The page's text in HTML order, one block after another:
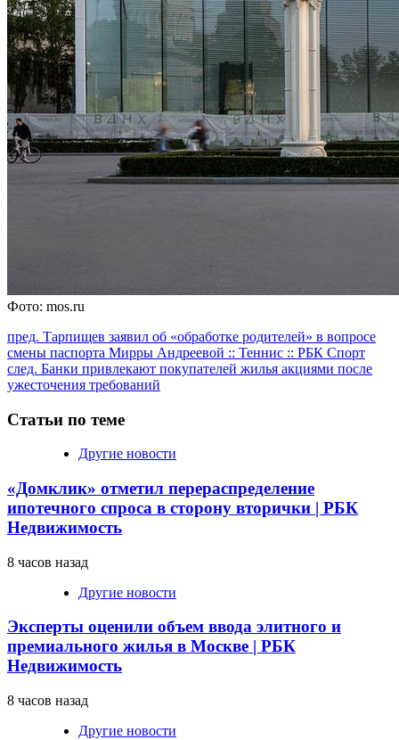
Фото: mos.ru
Продолжить
чтение
пред. Тарпищев заявил об «обработке родителей» в вопросе
смены паспорта Мирры Андреевой :: Теннис :: РБК Спорт
след. Банки привлекают покупателей жилья акциями после
ужесточения требований
Статьи по теме
Другие новости
«Домклик» отметил перераспределение
ипотечного спроса в сторону вторички | РБК
Недвижимость
8 часов назад
Другие новости
Эксперты оценили объем ввода элитного и
премиального жилья в Москве | РБК
Недвижимость
8 часов назад
Другие новости